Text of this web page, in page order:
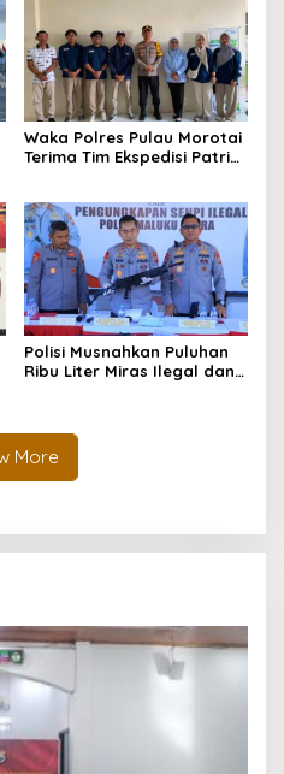
Waka Polres Pulau Morotai
Terima Tim Ekspedisi Patriot
Wilayah Morotai
Polisi Musnahkan Puluhan
Ribu Liter Miras Ilegal dan
More